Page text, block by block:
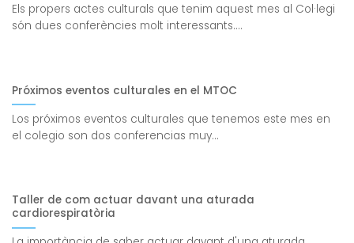
Els propers actes culturals que tenim aquest mes al Col·legi
són dues conferències molt interessants....
Próximos eventos culturales en el MTOC
Los próximos eventos culturales que tenemos este mes en
el colegio son dos conferencias muy...
Taller de com actuar davant una aturada
cardiorespiratòria